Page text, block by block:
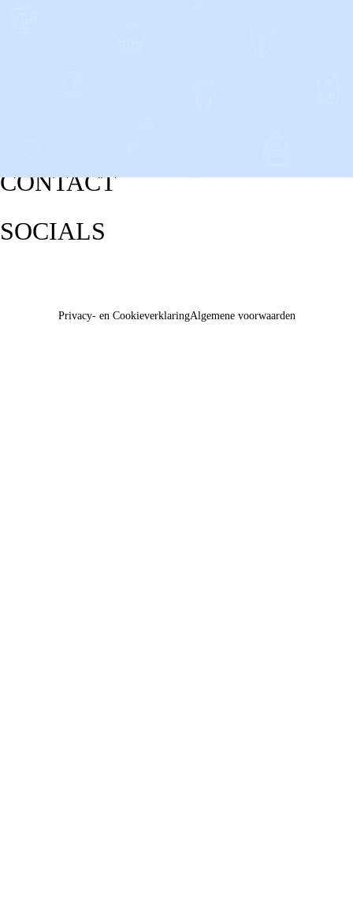
CONTACT
SOCIALS
Privacy- en CookieverklaringAlgemene voorwaarden